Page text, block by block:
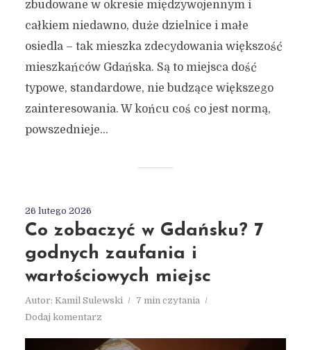
zbudowane w okresie międzywojennym i
całkiem niedawno, duże dzielnice i małe
osiedla – tak mieszka zdecydowania większość
mieszkańców Gdańska. Są to miejsca dość
typowe, standardowe, nie budzące większego
zainteresowania. W końcu coś co jest normą,
powszednieje...
26 lutego 2026
Co zobaczyć w Gdańsku? 7
godnych zaufania i
wartościowych miejsc
Autor: Kamil Sulewski
7 min czytania
Dodaj komentarz